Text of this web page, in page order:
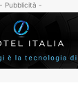
- Pubblicità -